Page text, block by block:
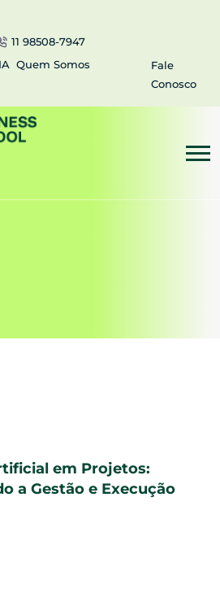
11 98508-7947
Quem Somos
Fale
Conosco
em Projetos:
a Gestão e Execução